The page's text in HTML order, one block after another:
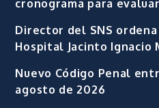
cronograma para
Director del SNS
Hospital Jacinto Ignacio
Nuevo Código Penal
agosto de 2026